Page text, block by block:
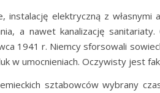
instalację elektryczną z
a nawet kanalizację sanitariaty.
1941 r. Niemcy sforsowali
w umocnieniach. Oczywisty jest
sztabowców wybrany